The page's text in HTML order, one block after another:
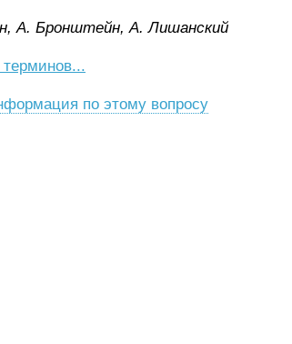
A. Бpoнштeйн, A. Лишaнcкий
по этому вопросу